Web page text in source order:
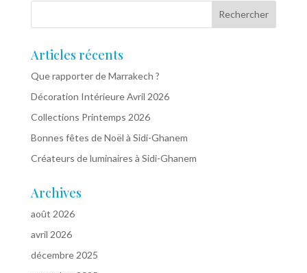
Articles récents
Que rapporter de Marrakech ?
Décoration Intérieure Avril 2026
Collections Printemps 2026
Bonnes fêtes de Noël à Sidi-Ghanem
Créateurs de luminaires à Sidi-Ghanem
Archives
août 2026
avril 2026
décembre 2025